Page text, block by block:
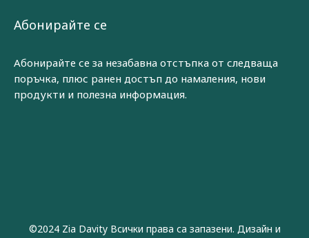
Абонирайте се
Абонирайте се за незабавна отстъпка от следваща
поръчка, плюс ранен достъп до намаления, нови
продукти и полезна информация.
©2024 Zia Davity Всички права са запазени. Дизайн и